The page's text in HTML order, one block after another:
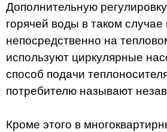
Дополнительную
горячей воды в таком случае
непосредственно на
используют циркулярные
способ подачи
потребителю называют
Кроме этого в